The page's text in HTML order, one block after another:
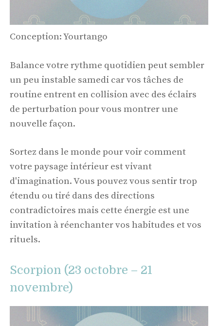
Conception: Yourtango
Balance votre rythme quotidien peut sembler
un peu instable samedi car vos tâches de
routine entrent en collision avec des éclairs
de perturbation pour vous montrer une
nouvelle façon.
Sortez dans le monde pour voir comment
votre paysage intérieur est vivant
d'imagination. Vous pouvez vous sentir trop
étendu ou tiré dans des directions
contradictoires mais cette énergie est une
invitation à réenchanter vos habitudes et vos
rituels.
Scorpion (23 octobre – 21
novembre)